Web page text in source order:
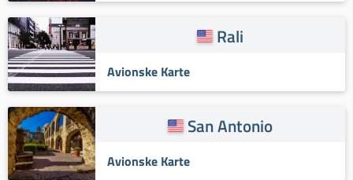
Rali
Avionske Karte
San Antonio
Avionske Karte